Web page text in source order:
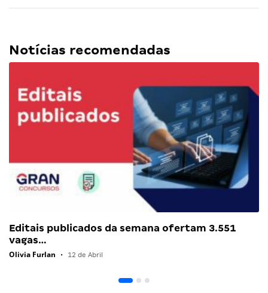
Notícias recomendadas
Editais publicados da semana ofertam 3.551
vagas…
Olivia Furlan • 12 de Abril